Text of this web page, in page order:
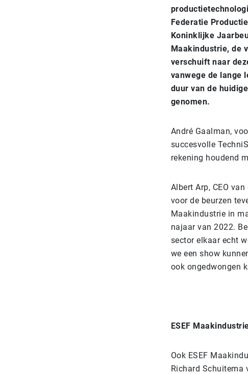
Federatie
Koninklijke
Maakindustrie, de
verschuift naar
vanwege de lange
duur van de
genomen.
André Gaalman,
succesvolle
rekening houdend
Albert Arp, CEO
voor de beurzen
Maakindustrie in
najaar van 2022.
sector elkaar echt
we een show
ook ongedwongen
ESEF
Ook ESEF
Richard Schuitema